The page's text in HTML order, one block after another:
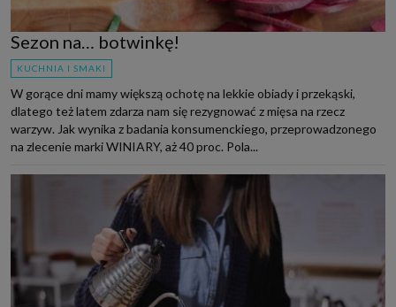
Sezon na… botwinkę!
KUCHNIA I SMAKI
W gorące dni mamy większą ochotę na lekkie obiady i przekąski,
dlatego też latem zdarza nam się rezygnować z mięsa na rzecz
warzyw. Jak wynika z badania konsumenckiego, przeprowadzonego
na zlecenie marki WINIARY, aż 40 proc. Pola...